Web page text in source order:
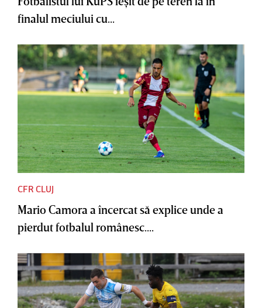
finalul meciului cu...
CFR CLUJ
Mario Camora a încercat să explice unde a
pierdut fotbalul românesc....